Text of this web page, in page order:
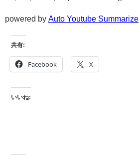
powered by Auto Youtube Summarize
共有:
Facebook X
いいね: